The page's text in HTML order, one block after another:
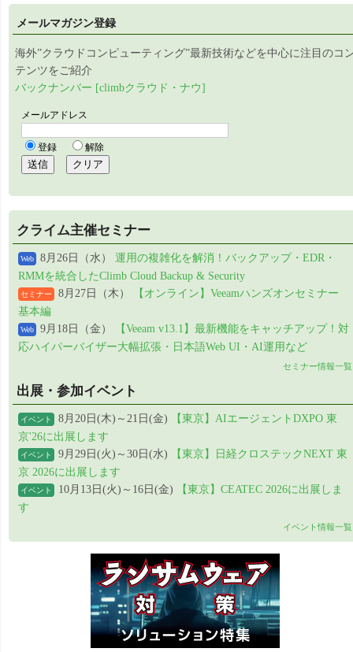
メールマガジン登録
海外”クラウドコンピューティング”最新技術などを中心に注目のコ
テンツをご紹介
バックナンバー [climbクラウド・ナウ]
クライム主催セミナー
Web 8月26日（水） 運用の複雑化を解消！バックアップ・EDR・
RMMを統合したClimb Cloud Backup & Security
セミナー 8月27日（木）
【オンライン】Veeamハンズオンセミナー
基本編
Web 9月18日（金）
【Veeam v13.1】最新機能をキャッチアップ！対
応ハイパーバイザー大幅拡張・日本語Web UI・AI運用など
セミナー情報一覧
出展・参加イベント
イベント 8月20日(木)～21日(金)
【東京】AIエージェントDXPO 東
京'26に出展します
イベント 9月29日(火)～30日(水)
【東京】日経クロステックNEXT 東
京 2026に出展します
イベント 10月13日(火)～16日(金)
【東京】CEATEC 2026に出展しま
す
イベント情報一覧